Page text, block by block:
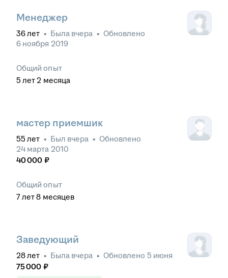
Менеджер
36лет • Была вчера • Обновлено
6 ноября 2019
Общий опыт
5 лет 2 месяца
мастер приемшик
55 лет • Был вчера • Обновлено
24 марта 2010
40 000 ₽
Общий опыт
7лет 8 месяцев
Заведующий
28лет • Была вчера • Обновлено 5 июня
75 000 ₽